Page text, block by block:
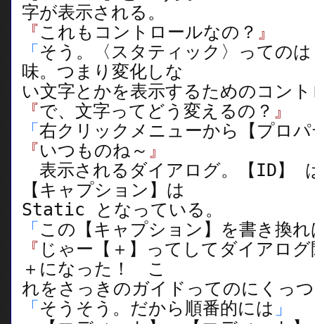
字が表示される。
『これもコントロールなの？ 』
「そう。〈スタティック〉っての
味。つまり変化しな
い文字とかを表示するためのコン
『で、文字ってどう変えるの？ 』
「右クリックメニューから【プロ
『いつものね～ 』
表示されるダイアログ。【ID】
【キャプション】は
Static となっている。
「この【キャプション】を書き換
『 じゃー【＋】ってしてダイアロ
＋になった！ こ
れをさっきのガイドってのにくっ
「そうそう。だから順番的には 」